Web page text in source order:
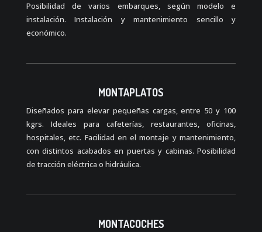
Posibilidad de varios embarques, según modelo e
instalación. Instalación y mantenimiento sencillo y
económico.
MONTAPLATOS
Diseñados para elevar pequeñas cargas, entre 50 y 100
kgrs. Ideales para cafeterías, restaurantes, oficinas,
hospitales, etc. Facilidad en el montaje y mantenimiento,
con distintos acabados en puertas y cabinas. Posibilidad
de tracción eléctrica o hidráulica.
MONTACOCHES